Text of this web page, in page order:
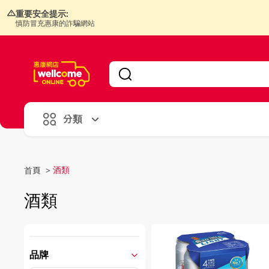
重要安全提示:
慎防冒充惠康的詐騙網站
分類
首頁 > 酒類
酒類
品牌